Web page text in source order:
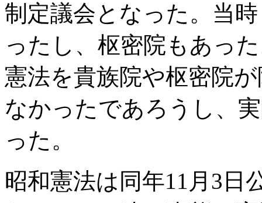
制定議会となった。当
ったし、枢密院もあっ
憲法を貴族院や枢密院
なかったであろうし、
った。
昭和憲法は同年11月3日